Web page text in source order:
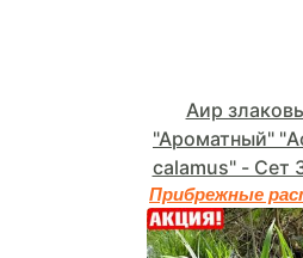
Аир
"Ароматный"
calamus" - Сет
Прибрежные